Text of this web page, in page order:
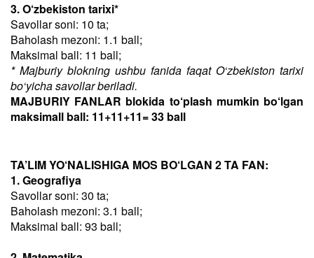
3. O‘zbekiston tarixi*
Savollar soni: 10 ta;
Baholash mezoni: 1.1 ball;
Maksimal ball: 11 ball;
* Majburiy blokning ushbu fanida faqat O‘zbekiston tarixi
bo‘yicha savollar beriladi.
MAJBURIY FANLAR blokida to‘plash mumkin bo‘lgan
maksimall ball: 11+11+11= 33 ball
TA’LIM YO‘NALISHIGA MOS BO‘LGAN 2 TA FAN:
1. Geografiya
Savollar soni: 30 ta;
Baholash mezoni: 3.1 ball;
Maksimal ball: 93 ball;